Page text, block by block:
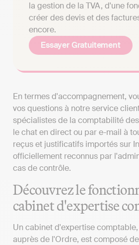
la gestion de la TVA, d'une
créer des devis et des
encore.
Essayer Gratuitement
En termes d'accompagnement,
vos questions à notre service
spécialistes de la comptabilité
le chat en direct ou par e-mail à
reçus et justificatifs importés sur
officiellement reconnus par
cas de contrôle.
Découvrez le
cabinet d'expertise
Un cabinet d'expertise
auprès de l'Ordre, est composé